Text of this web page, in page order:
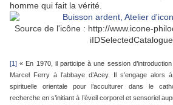
homme qui fait la vérité.
Source de l'icône : http://www.icone-
[1] « En 1970, il participe à une session
Marcel Ferry à l’abbaye d’Acey. Il s’engage alors
spirituelle orientale pour l’acculturer dans le
recherche en s’initiant à l’éveil corporel et sensoriel